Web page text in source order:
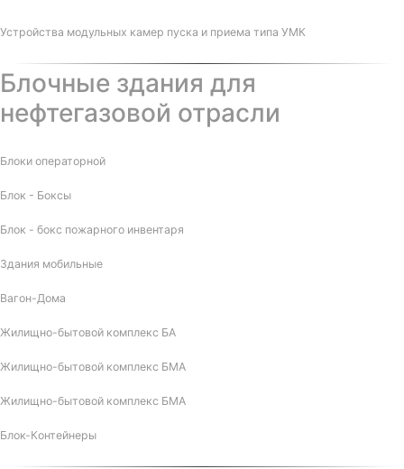
Устройства модульных камер пуска и приема типа УМК
Блочные здания для
нефтегазовой отрасли
Блоки операторной
Блок - Боксы
Блок - бокс пожарного инвентаря
Здания мобильные
Вагон-Дома
Жилищно-бытовой комплекс БА
Жилищно-бытовой комплекс БМА
Жилищно-бытовой комплекс БМА
Блок-Контейнеры